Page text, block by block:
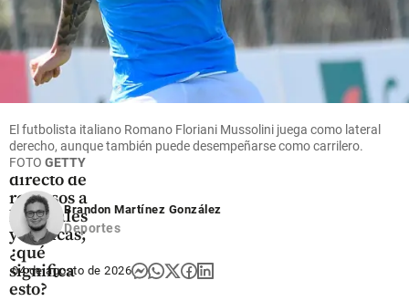
Salud
Gobierno
aumentó
a 90 % el
mínimo
del giro
directo de
recursos a
hospitales
y clínicas;
¿qué
significa
esto?
El futbolista italiano Romano Floriani Mussolini juega como lateral
derecho, aunque también puede desempeñarse como carrilero.
FOTO GETTY
Brandon Martínez González
Deportes
04 de agosto de 2026